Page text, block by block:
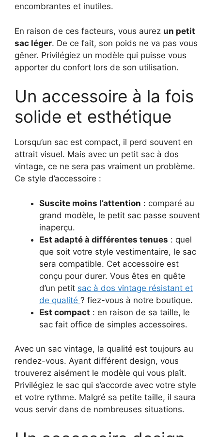
encombrantes et inutiles.
En raison de ces facteurs, vous aurez un petit
sac léger. De ce fait, son poids ne va pas vous
gêner. Privilégiez un modèle qui puisse vous
apporter du confort lors de son utilisation.
Un accessoire à la fois
solide et esthétique
Lorsqu’un sac est compact, il perd souvent en
attrait visuel. Mais avec un petit sac à dos
vintage, ce ne sera pas vraiment un problème.
Ce style d’accessoire :
Suscite moins l’attention : comparé au
grand modèle, le petit sac passe souvent
inaperçu.
Est adapté à différentes tenues : quel
que soit votre style vestimentaire, le sac
sera compatible. Cet accessoire est
conçu pour durer. Vous êtes en quête
d’un petit sac à dos vintage résistant et
de qualité ? fiez-vous à notre boutique.
Est compact : en raison de sa taille, le
sac fait office de simples accessoires.
Avec un sac vintage, la qualité est toujours au
rendez-vous. Ayant différent design, vous
trouverez aisément le modèle qui vous plaît.
Privilégiez le sac qui s’accorde avec votre style
et votre rythme. Malgré sa petite taille, il saura
vous servir dans de nombreuses situations.